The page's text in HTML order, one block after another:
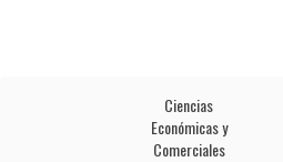
Ciencias
Económicas y
Comerciales